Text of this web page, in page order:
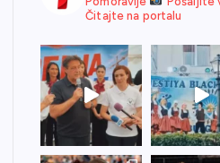
Čitajte na portalu